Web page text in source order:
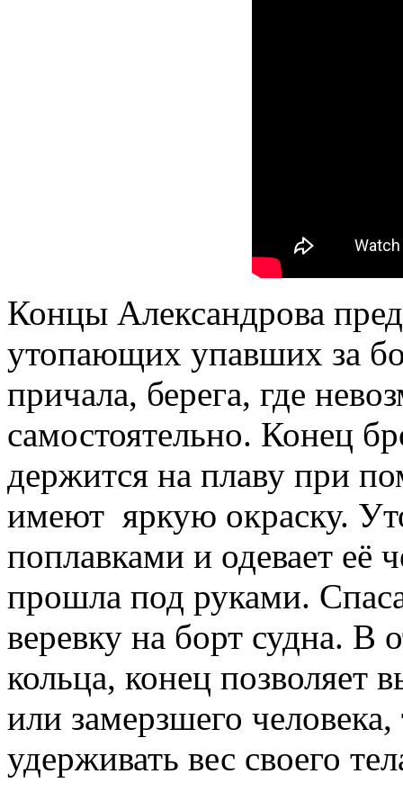
Концы Александрова
утопающих упавших за
причала, берега, где
самостоятельно. Конец
держится на плаву при
имеют яркую окраску.
поплавками и одевает её
прошла под руками.
веревку на борт судна. В
кольца, конец позволяет
или замерзшего
удерживать вес своего